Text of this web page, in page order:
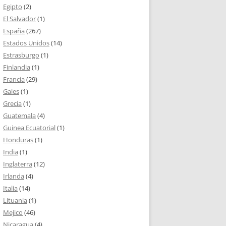
Egipto (2)
El Salvador(1)
España (267)
Estados Unidos(14)
Estrasburgo (1)
Finlandia (1)
Francia (29)
Gales(1)
Grecia (1)
Guatemala (4)
Guinea Ecuatorial(1)
Honduras(1)
India (1)
Inglaterra (12)
Irlanda (4)
Italia (14)
Lituania (1)
Mejico (46)